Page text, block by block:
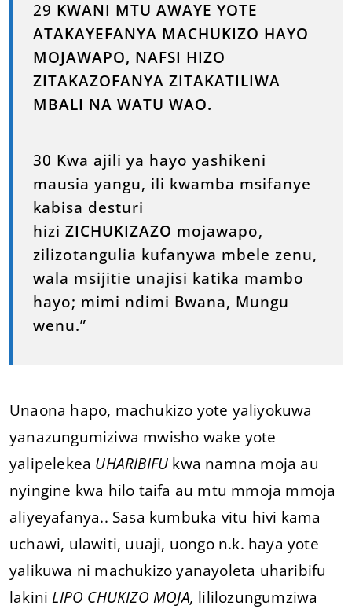
29 KWANI MTU AWAYE YOTE
ATAKAYEFANYA MACHUKIZO HAYO
MOJAWAPO, NAFSI HIZO
ZITAKAZOFANYA ZITAKATILIWA
MBALI NA WATU WAO.
30 Kwa ajili ya hayo yashikeni
mausia yangu, ili kwamba msifanye
kabisa desturi
hizi ZICHUKIZAZO mojawapo,
zilizotangulia kufanywa mbele zenu,
wala msijitie unajisi katika mambo
hayo; mimi ndimi Bwana, Mungu
wenu.”
Unaona hapo, machukizo yote yaliyokuwa
yanazungumiziwa mwisho wake yote
yalipelekea UHARIBIFU kwa namna moja au
nyingine kwa hilo taifa au mtu mmoja mmoja
aliyeyafanya.. Sasa kumbuka vitu hivi kama
uchawi, ulawiti, uuaji, uongo n.k. haya yote
yalikuwa ni machukizo yanayoleta uharibifu
lakiniLIPO CHUKIZO MOJA, lililozungumziwa